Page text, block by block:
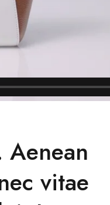
vitae